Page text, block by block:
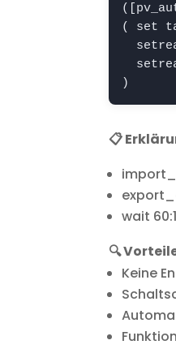
( set
)
📋
wait
🔍
Keine